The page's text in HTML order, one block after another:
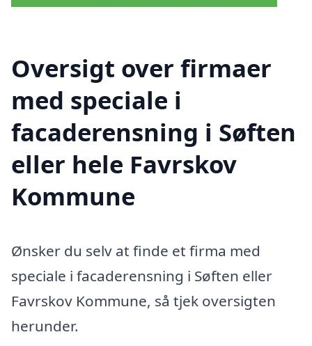
Oversigt over firmaer
med speciale i
facaderensning i Søften
eller hele Favrskov
Kommune
Ønsker du selv at finde et firma med
speciale i facaderensning i Søften eller
Favrskov Kommune, så tjek oversigten
herunder.